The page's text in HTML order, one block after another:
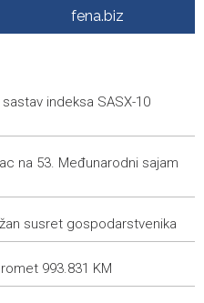
gradova kao alternativa
na više od 40 hektara, na
ulaznica za SFF u
održavanju
u Konjicu, u subotu stiže i
567 miliona dolara zbog
fena.biz
indeksa SASX-10
na 53. Međunarodni sajam
susret gospodarstvenika
993.831 KM